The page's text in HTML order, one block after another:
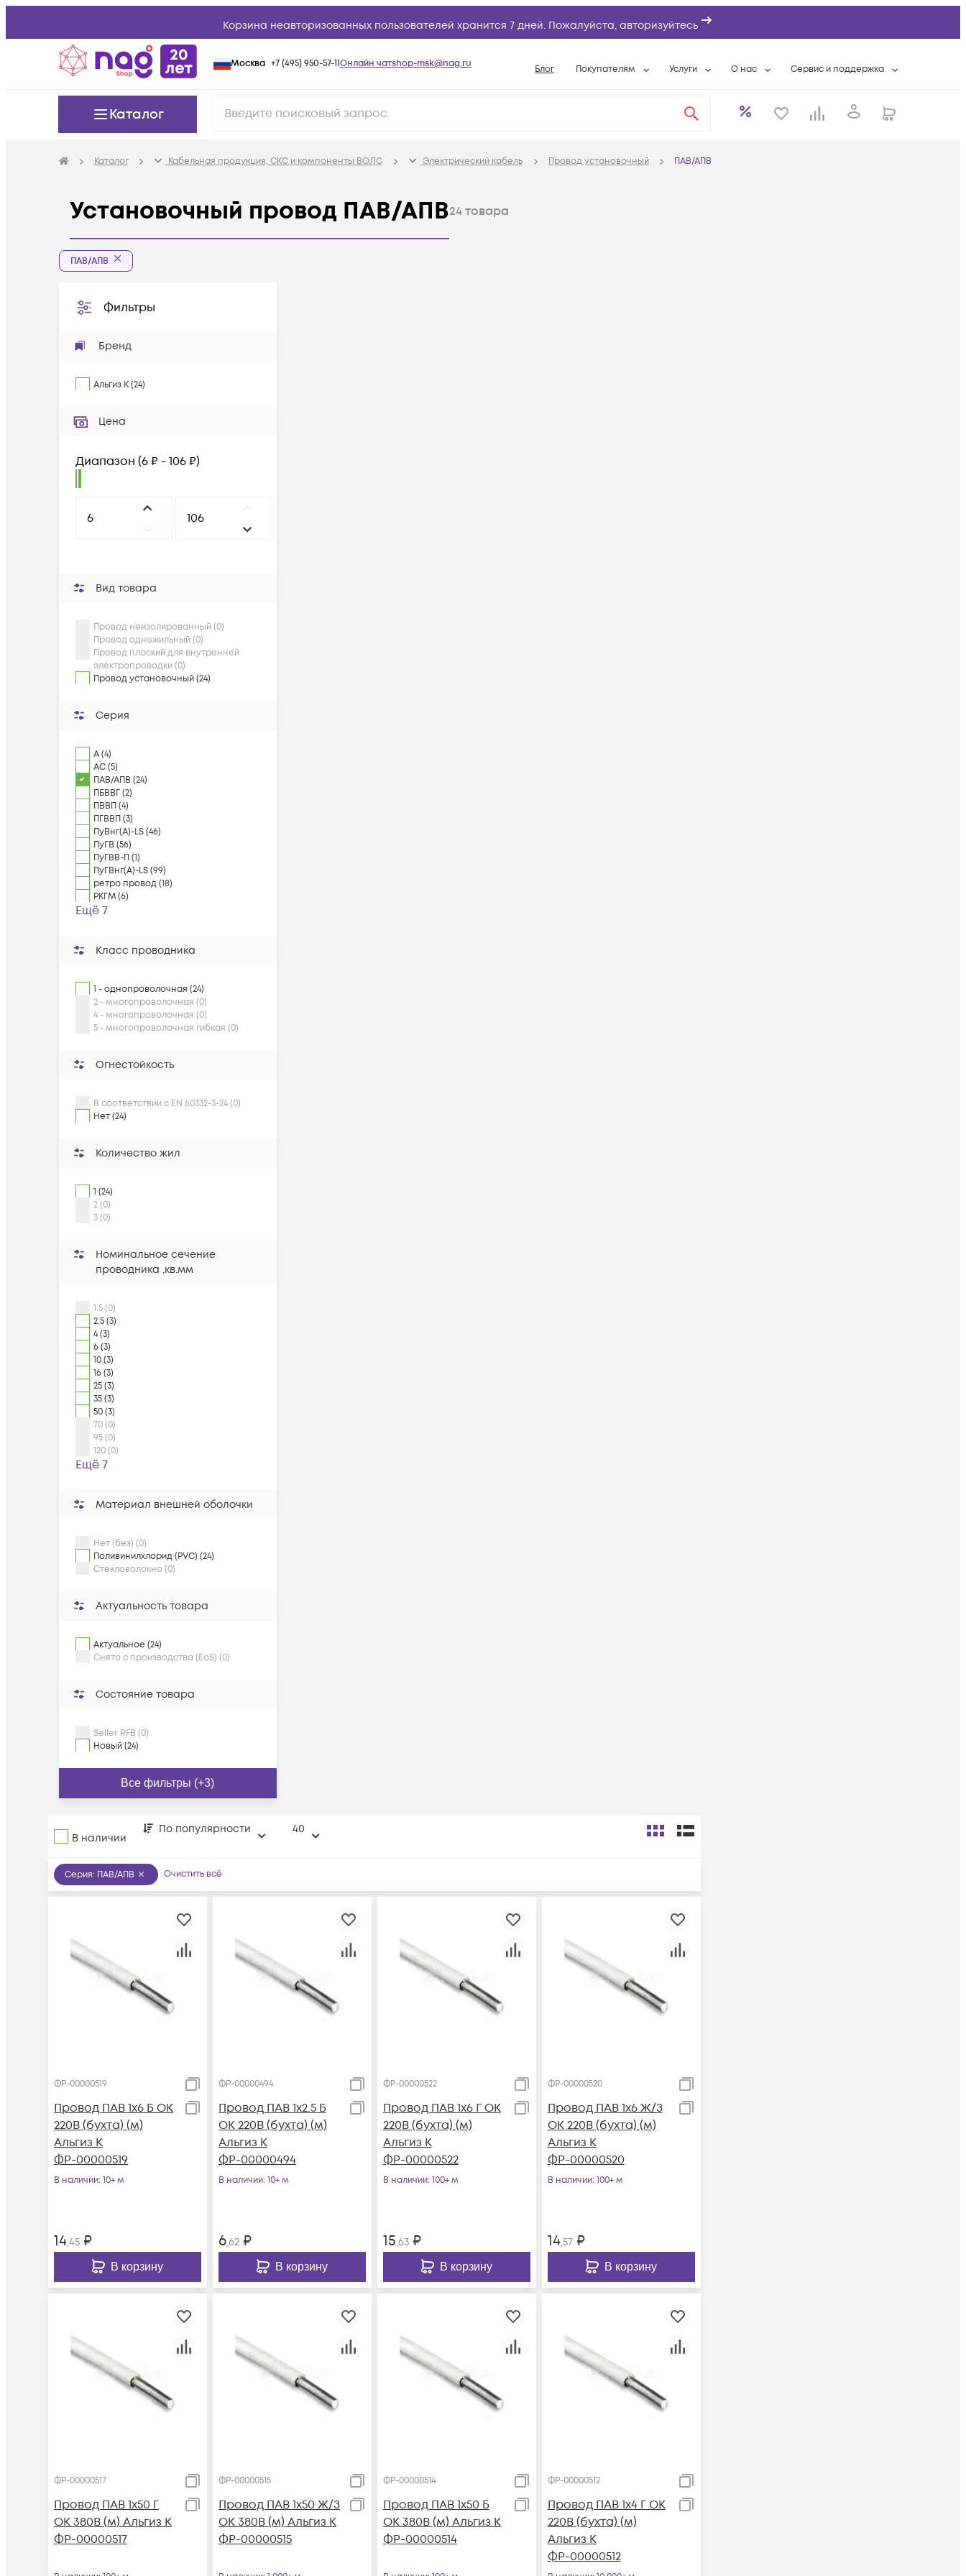
Корзина неавторизованных пользователей хранится 7 дней. Пожалуйста, авторизуйтесь
Москва +7 (495) 950-57-11Онлайн чатshop-msk@nag.ru Блог Покупателям
Условия доставки
Услуги
Системная интеграция
Бесплатная намотка оптического кабеля
О нас
Контактная информация
Сервис и поддержка
Контакты сервисных центров
Каталог
Каталог Кабельная продукция, СКС и компоненты ВОЛС Электрический кабель Провод установочный ПАВ/АПВ
Установочный провод ПАВ/АПВ24товара
Фильтры
Бренд
Альгиз К(24)
Цена
Диапазон (6 ₽ - 106 ₽)
Вид товара
Провод неизолированный (0)
Провод одножильный (0)
Провод плоский для внутренней
электропроводки (0)
Провод установочный (24)
Серия
А (4)
АС (5)
ПАВ/АПВ (24)
ПБВВГ (2)
ПВВП (4)
ПГВВП (3)
ПуВнг(А)-LS (46)
ПуГВ (56)
ПуГВВ-П (1)
ПуГВнг(А)-LS (99)
ретро провод (18)
РКГМ (6)
Ещё 7
Класс проводника
1 - однопроволочная (24)
2 - многопроволочная (0)
4 - многопроволочная (0)
5 - многопроволочная гибкая (0)
Огнестойкость
В соответствии с EN 60332-3-24 (0)
Нет (24)
Количество жил
1 (24)
2 (0)
3 (0)
Номинальное сечение
проводника ,кв.мм
1.5 (0)
2.5 (3)
4 (3)
6 (3)
10 (3)
16 (3)
25 (3)
35 (3)
50 (3)
70 (0)
95 (0)
120 (0)
Ещё 7
Материал внешней оболочки
Нет (без) (0)
Поливинилхлорид (PVC) (24)
Стекловолокно (0)
Актуальность товара
Актуальное (24)
Снято с производства (EoS) (0)
Состояние товара
Seller RFB (0)
Новый (24)
Все фильтры (+3)
ПАВ/АПВ
В наличии
По популярности 40
Серия: ПАВ/АПВ Очистить всё
ФР-00000519
Провод ПАВ 1х6 Б ОК
220В (бухта) (м)
Альгиз К
ФР-00000519
В наличии: 10+ м
14,45 ₽
В корзину
ФР-00000494
Провод ПАВ 1х2.5 Б
ОК 220В (бухта) (м)
Альгиз К
ФР-00000494
В наличии: 10+ м
6,62₽
В корзину
ФР-00000522
Провод ПАВ 1х6 Г ОК
220В (бухта) (м)
Альгиз К
ФР-00000522
В наличии: 100+ м
15,63₽
В корзину
ФР-00000520
Провод ПАВ 1х6 Ж/З
ОК 220В (бухта) (м)
Альгиз К
ФР-00000520
В наличии: 100+ м
14,57₽
В корзину
ФР-00000517
Провод ПАВ 1х50 Г
ОК 380В (м) Альгиз К
ФР-00000517
ФР-00000515
Провод ПАВ 1х50 Ж/З
ОК 380В (м) Альгиз К
ФР-00000515
ФР-00000514
Провод ПАВ 1х50 Б
ОК 380В (м) Альгиз К
ФР-00000514
ФР-00000512
Провод ПАВ 1х4 Г ОК
220В (бухта) (м)
Альгиз К
ФР-00000512